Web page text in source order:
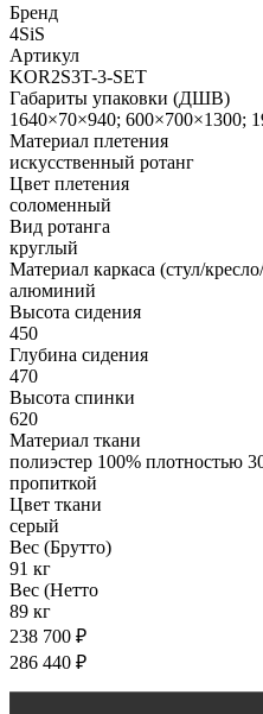
Бренд
4SiS
Артикул
KOR2S3T-3-SET
Габариты упаковки (ДШВ)
1640×70×940; 600×700×1300;
Материал плетения
искусственный ротанг
Цвет плетения
соломенный
Вид ротанга
круглый
Материал каркаса (стул/
алюминий
Высота сидения
450
Глубина сидения
470
Высота спинки
620
Материал ткани
полиэстер 100% плотностью
пропиткой
Цвет ткани
серый
Вес (Брутто)
91 кг
Вес (Нетто
89 кг
238 700 ₽
286 440 ₽